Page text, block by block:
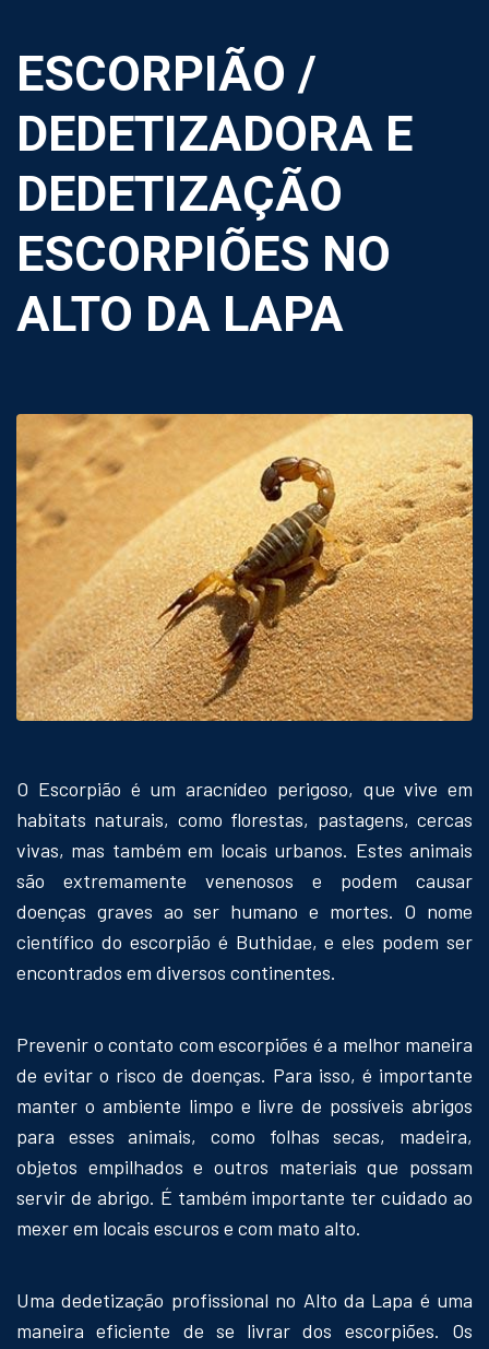
ESCORPIÃO /
DEDETIZADORA E
DEDETIZAÇÃO
ESCORPIÕES NO
ALTO DA LAPA
O Escorpião é um aracnídeo perigoso, que vive em
habitats naturais, como florestas, pastagens, cercas
vivas, mas também em locais urbanos. Estes animais
são extremamente venenosos e podem causar
doenças graves ao ser humano e mortes. O nome
científico do escorpião é Buthidae, e eles podem ser
encontrados em diversos continentes.
Prevenir o contato com escorpiões é a melhor maneira
de evitar o risco de doenças. Para isso, é importante
manter o ambiente limpo e livre de possíveis abrigos
para esses animais, como folhas secas, madeira,
objetos empilhados e outros materiais que possam
servir de abrigo. É também importante ter cuidado ao
mexer em locais escuros e com mato alto.
Uma dedetização profissional no Alto da Lapa é uma
maneira eficiente de se livrar dos escorpiões. Os